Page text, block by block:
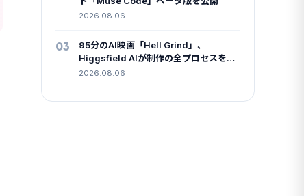
2026.08.06
03
95分のAI映画「Hell Grind」、
Higgsfield AIが制作の全プロセスを無
料公開
2026.08.06